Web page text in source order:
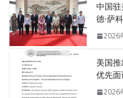
中国
德·萨
2026
美国
优先面
2026